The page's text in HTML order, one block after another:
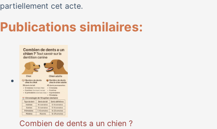
partiellement cet acte.
Publications similaires:
Combien de dents a un chien ?